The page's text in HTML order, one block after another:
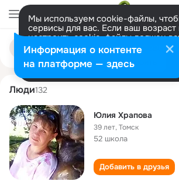
Мы используем cookie-файлы,
сервисы для вас. Если ваш возраст
настроить cookie-файлы должен
представитель. Больше
Разрешить все Настроить
Поиск
людям
yuliya khrapova
Люди132
Юлия Храпова
39 лет,Томск
52 школа
Добавить в друзья
Информация о контенте
на платформе — здесь